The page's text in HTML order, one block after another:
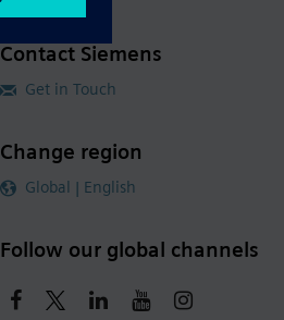
Contact Siemens
Get in Touch
Change region
Global | English
Follow our global channels